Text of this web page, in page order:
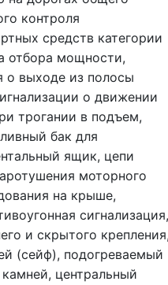
контроля
средств категории
отбора мощности,
о выходе из полосы
о движении
трогании в подъем,
бак для
ящик, цепи
моторного
на крыше,
сигнализация,
и скрытого
(сейф), подогреваемый
центральный